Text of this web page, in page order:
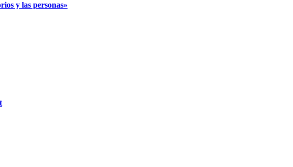
y las personas»